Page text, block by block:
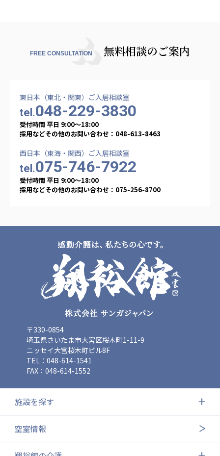
FREE CONSULTATION 無料相談のご案内
東日本（東北・関東）ご入居相談室
tel.048-229-3830
受付時間 平日 9:00〜18:00
採用などその他のお問い合わせ：048-613-8463
西日本（東海・関西）ご入居相談室
tel.075-746-7922
受付時間 平日 9:00〜18:00
採用などその他のお問い合わせ：075-256-8700
〒330-0854
埼玉県さいたま市大宮区桜木町1-11-9
ニッセイ大宮桜木町ビル8F
TEL：048-614-1541
FAX：048-614-1552
施設を探す
空室情報